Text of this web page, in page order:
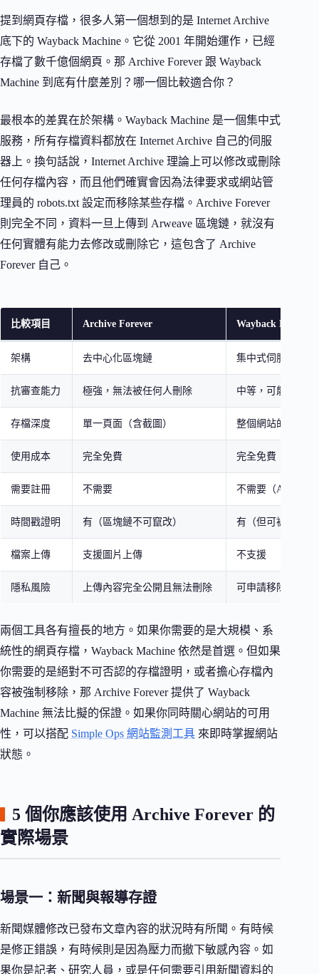
提到網頁存檔，很多人第一個想到的是 Internet Archive
底下的 Wayback Machine。它從 2001 年開始運作，已經
存檔了數千億個網頁。那 Archive Forever 跟 Wayback
Machine 到底有什麼差別？哪一個比較適合你？
最根本的差異在於架構。Wayback Machine 是一個集中式
服務，所有存檔資料都放在 Internet Archive 自己的伺服
器上。換句話說，Internet Archive 理論上可以修改或刪除
任何存檔內容，而且他們確實會因為法律要求或網站管
理員的 robots.txt 設定而移除某些存檔。Archive Forever
則完全不同，資料一旦上傳到 Arweave 區塊鏈，就沒有
任何實體有能力去修改或刪除它，這包含了 Archive
Forever 自己。
比較項目 Archive Forever Wayback Machine
架構 去中心化區塊鏈 集中式伺服器
抗審查能力 極強，無法被任何人刪除 中等，可能因法律
存檔深度 單一頁面（含截圖） 整個網站的歷史版
使用成本 完全免費 完全免費
需要註冊 不需要 不需要（API 功能
時間戳證明 有（區塊鏈不可竄改） 有（但可被竄改）
檔案上傳 支援圖片上傳 不支援
隱私風險 上傳內容完全公開且無法刪除 可申請移除特定存
兩個工具各有擅長的地方。如果你需要的是大規模、系
統性的網頁存檔，Wayback Machine 依然是首選。但如果
你需要的是絕對不可否認的存檔證明，或者擔心存檔內
容被強制移除，那 Archive Forever 提供了 Wayback
Machine 無法比擬的保證。如果你同時關心網站的可用
性，可以搭配 Simple Ops 網站監測工具 來即時掌握網站
狀態。
5 個你應該使用 Archive Forever 的
實際場景
場景一：新聞與報導存證
新聞媒體修改已發布文章內容的狀況時有所聞。有時候
是修正錯誤，有時候則是因為壓力而撤下敏感內容。如
果你是記者、研究人員，或是任何需要引用新聞資料的